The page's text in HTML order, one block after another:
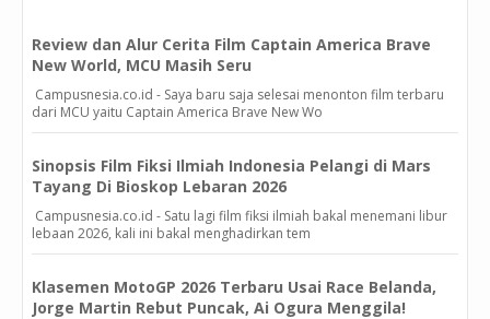
Review dan Alur Cerita Film Captain America Brave
New World, MCU Masih Seru
Campusnesia.co.id - Saya baru saja selesai menonton film terbaru
dari MCU yaitu Captain America Brave New Wo
Sinopsis Film Fiksi Ilmiah Indonesia Pelangi di Mars
Tayang Di Bioskop Lebaran 2026
Campusnesia.co.id - Satu lagi film fiksi ilmiah bakal menemani libur
lebaan 2026, kali ini bakal menghadirkan tem
Klasemen MotoGP 2026 Terbaru Usai Race Belanda,
Jorge Martin Rebut Puncak, Ai Ogura Menggila!